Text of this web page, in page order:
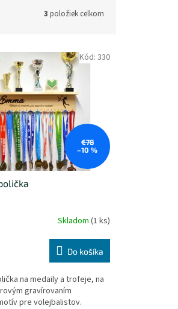
3 položiek celkom
€78
–10 %
Skladom (1 ks)
Do košíka
na medaily a trofeje, na
gravírovaním
pre volejbalistov.
Kód: 330